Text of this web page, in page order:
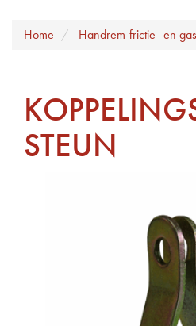
Home Handrem-frictie- en
STEUN